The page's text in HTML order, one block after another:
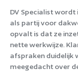
DV Specialist
als partij voor
opvalt is dat ze
nette werkwijze.
afspraken duidelijk
meegedacht over